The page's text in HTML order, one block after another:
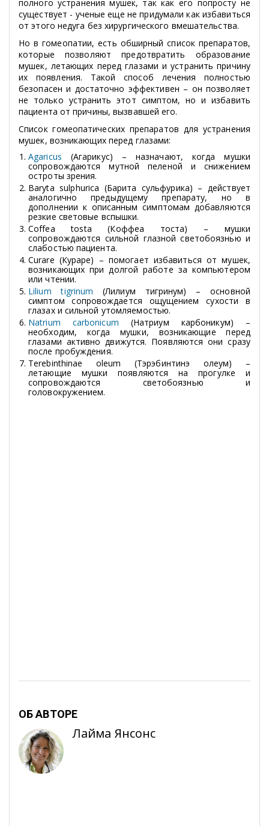
полного устранения мушек, так как его попросту не
существует - ученые еще не придумали как избавиться
от этого недуга без хирургического вмешательства.
Но в гомеопатии, есть обширный список препаратов,
которые позволяют предотвратить образование
мушек, летающих перед глазами и устранить причину
их появления. Такой способ лечения полностью
безопасен и достаточно эффективен – он позволяет
не только устранить этот симптом, но и избавить
пациента от причины, вызвавшей его.
Список гомеопатических препаратов для устранения
мушек, возникающих перед глазами:
Agaricus (Агарикус) – назначают, когда мушки
сопровождаются мутной пеленой и снижением
остроты зрения.
Baryta sulphurica (Барита сульфурика) – действует
аналогично предыдущему препарату, но в
дополнении к описанным симптомам добавляются
резкие световые вспышки.
Coffea tosta (Коффеа тоста) – мушки
сопровождаются сильной глазной светобоязнью и
слабостью пациента.
Curare (Кураре) – помогает избавиться от мушек,
возникающих при долгой работе за компьютером
или чтении.
Lilium tigrinum (Лилиум тигринум) – основной
симптом сопровождается ощущением сухости в
глазах и сильной утомляемостью.
Natrium carbonicum (Натриум карбоникум) –
необходим, когда мушки, возникающие перед
глазами активно движутся. Появляются они сразу
после пробуждения.
Terebinthinae oleum (Тэрэбинтинэ олеум) –
летающие мушки появляются на прогулке и
сопровождаются светобоязнью и
головокружением.
ОБ АВТОРЕ
Лайма Янсонс